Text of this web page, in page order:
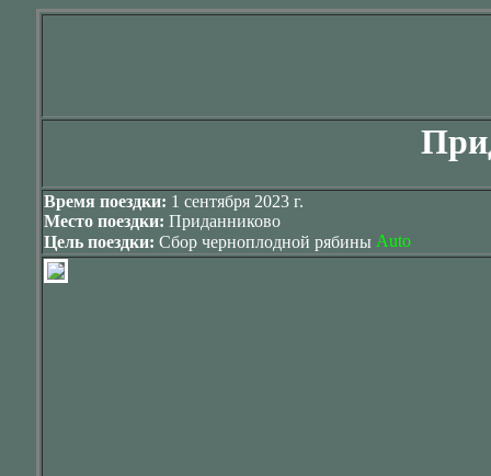
Время поездки: 1 сентября 2023 г.
Место поездки: Приданниково
Цель поездки: Сбор черноплодной рябины